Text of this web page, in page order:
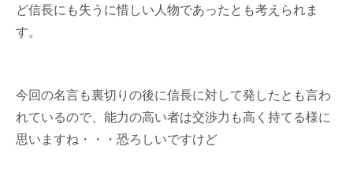
ど信長にも失うに惜しい人物であったとも考えられま
す。
今回の名言も裏切りの後に信長に対して発したとも言わ
れているので、能力の高い者は交渉力も高く持てる様に
思いますね・・・恐ろしいですけど